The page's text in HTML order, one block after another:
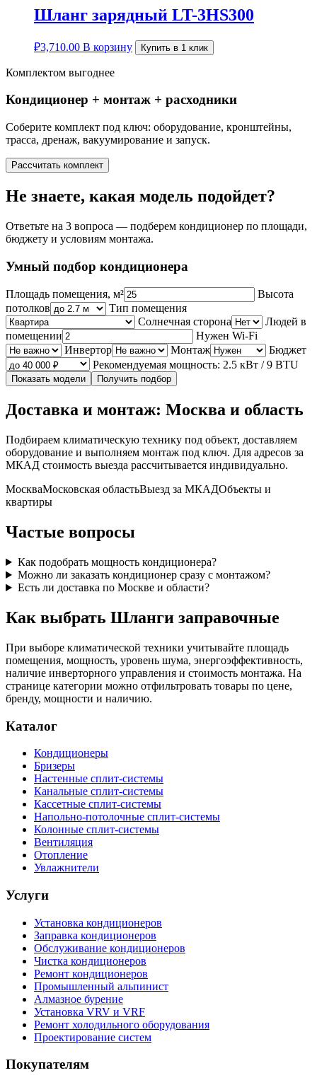
Шланг зарядный LT-3HS300
₽3,710.00 В корзину Купить в 1 клик
Комплектом выгоднее
Кондиционер + монтаж + расходники
Соберите комплект под ключ: оборудование, кронштейны,
трасса, дренаж, вакуумирование и запуск.
Рассчитать комплект
Не знаете, какая модель подойдет?
Ответьте на 3 вопроса — подберем кондиционер по площади,
бюджету и условиям монтажа.
Умный подбор кондиционера
Площадь помещения, м²
Высота
потолков
Тип помещения
Солнечная сторона
Людей в
помещении
Нужен Wi‑Fi
Инвертор
Монтаж
Бюджет
Рекомендуемая мощность: 2.5 кВт / 9 BTU
Показать модели Получить подбор
Доставка и монтаж: Москва и область
Подбираем климатическую технику под объект, доставляем
оборудование и выполняем монтаж под ключ. Для адресов за
МКАД стоимость выезда рассчитывается индивидуально.
МоскваМосковская областьВыезд за МКАДОбъекты и
квартиры
Частые вопросы
Как подобрать мощность кондиционера?
Можно ли заказать кондиционер сразу с монтажом?
Есть ли доставка по Москве и области?
Как выбрать Шланги заправочные
При выборе климатической техники учитывайте площадь
помещения, мощность, уровень шума, энергоэффективность,
наличие инверторного управления и стоимость монтажа. На
странице категории можно отфильтровать товары по цене,
бренду, мощности и наличию.
Каталог
Кондиционеры
Бризеры
Настенные сплит-системы
Канальные сплит-системы
Кассетные сплит-системы
Напольно-потолочные сплит-системы
Колонные сплит-системы
Вентиляция
Отопление
Увлажнители
Услуги
Установка кондиционеров
Заправка кондиционеров
Обслуживание кондиционеров
Чистка кондиционеров
Ремонт кондиционеров
Промышленный альпинист
Алмазное бурение
Установка VRV и VRF
Ремонт холодильного оборудования
Проектирование систем
Покупателям